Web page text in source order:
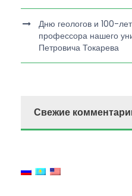
Дню геологов и 100-
профессора нашего
Петровича Токарева
Свежие